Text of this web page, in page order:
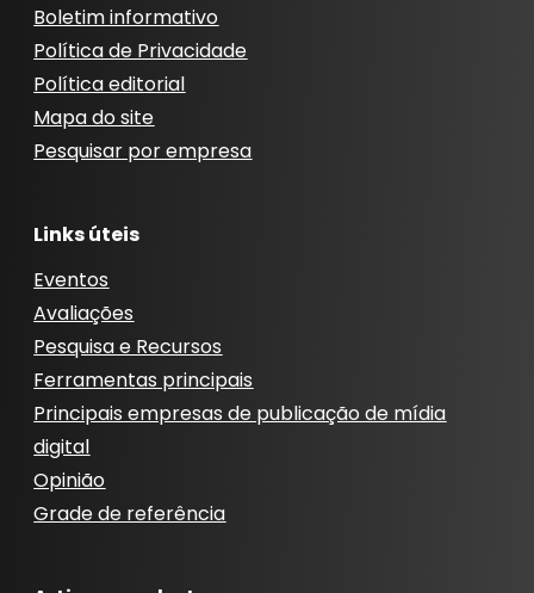
Boletim informativo
Política de Privacidade
Política editorial
Mapa do site
Pesquisar por empresa
Links úteis
Eventos
Avaliações
Pesquisa e Recursos
Ferramentas principais
Principais empresas de publicação de mídia
digital
Opinião
Grade de referência